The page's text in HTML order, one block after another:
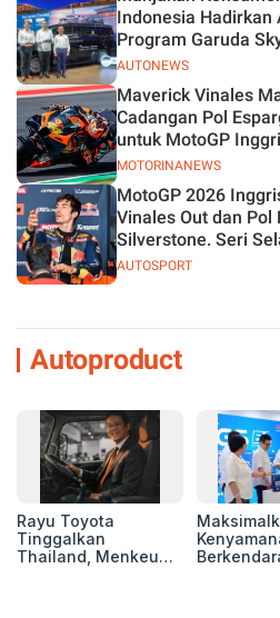
AUTONEWS
Indonesia
Program Garuda
Hybrid EV
MOTORINANEWS
Maverick Vinales
Cadangan Pol
untuk MotoGP
AUTOSPORT
MotoGP 2026
Vinales Out dan
Silverstone. Seri
Autoproduct
Rayu Toyota
Tinggalkan
Thailand, Menkeu